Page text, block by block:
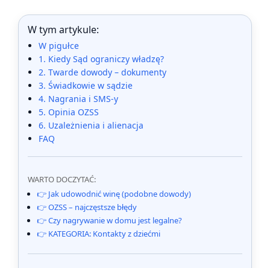
W tym artykule:
W pigułce
1. Kiedy Sąd ograniczy władzę?
2. Twarde dowody – dokumenty
3. Świadkowie w sądzie
4. Nagrania i SMS-y
5. Opinia OZSS
6. Uzależnienia i alienacja
FAQ
WARTO DOCZYTAĆ:
👉 Jak udowodnić winę (podobne dowody)
👉 OZSS – najczęstsze błędy
👉 Czy nagrywanie w domu jest legalne?
👉 KATEGORIA: Kontakty z dziećmi